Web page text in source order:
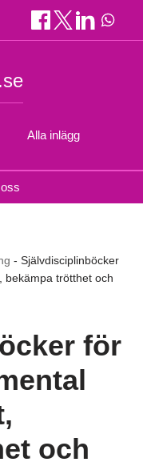
Alla inlägg
- Självdisciplinböcker
bekämpa trötthet och
för
och